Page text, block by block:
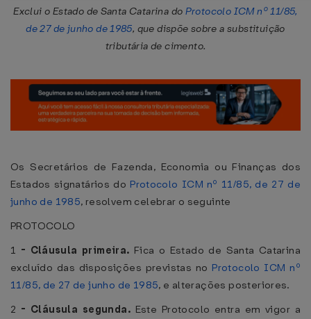
Exclui o Estado de Santa Catarina do Protocolo ICM nº 11/85,
de 27 de junho de 1985, que dispõe sobre a substituição
tributária de cimento.
Os Secretários de Fazenda, Economia ou Finanças dos
Estados signatários do Protocolo ICM nº 11/85, de 27 de
junho de 1985, resolvem celebrar o seguinte
PROTOCOLO
1 - Cláusula primeira. Fica o Estado de Santa Catarina
excluído das disposições previstas no Protocolo ICM nº
11/85, de 27 de junho de 1985, e alterações posteriores.
2 - Cláusula segunda. Este Protocolo entra em vigor a